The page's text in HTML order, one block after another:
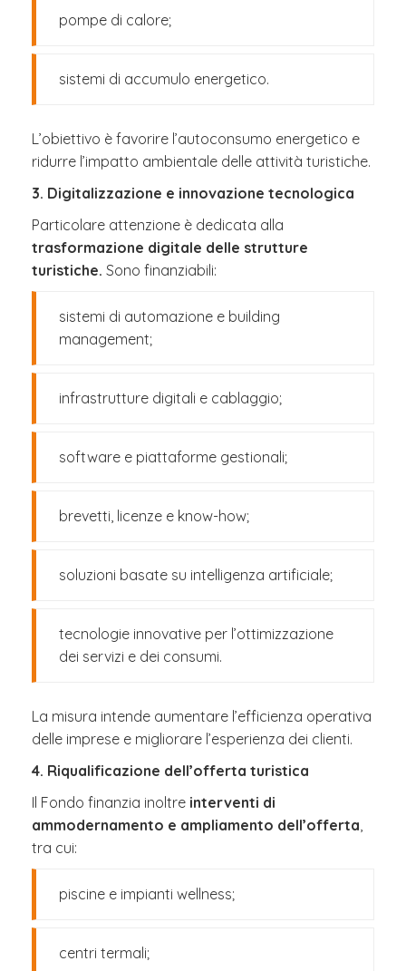
pompe di calore;
sistemi di accumulo energetico.
L’obiettivo è favorire l’autoconsumo energetico e
ridurre l’impatto ambientale delle attività turistiche.
3. Digitalizzazione e innovazione tecnologica
Particolare attenzione è dedicata alla
trasformazione digitale delle strutture
turistiche. Sono finanziabili:
sistemi di automazione e building
management;
infrastrutture digitali e cablaggio;
software e piattaforme gestionali;
brevetti, licenze e know-how;
soluzioni basate su intelligenza artificiale;
tecnologie innovative per l’ottimizzazione
dei servizi e dei consumi.
La misura intende aumentare l’efficienza operativa
delle imprese e migliorare l’esperienza dei clienti.
4. Riqualificazione dell’offerta turistica
Il Fondo finanzia inoltre interventi di
ammodernamento e ampliamento dell’offerta,
tra cui:
piscine e impianti wellness;
centri termali;